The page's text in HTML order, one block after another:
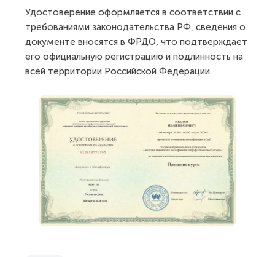
Удостоверение оформляется в соответствии с
требованиями законодательства РФ, сведения о
документе вносятся в ФРДО, что подтверждает
его официальную регистрацию и подлинность на
всей территории Российской Федерации.